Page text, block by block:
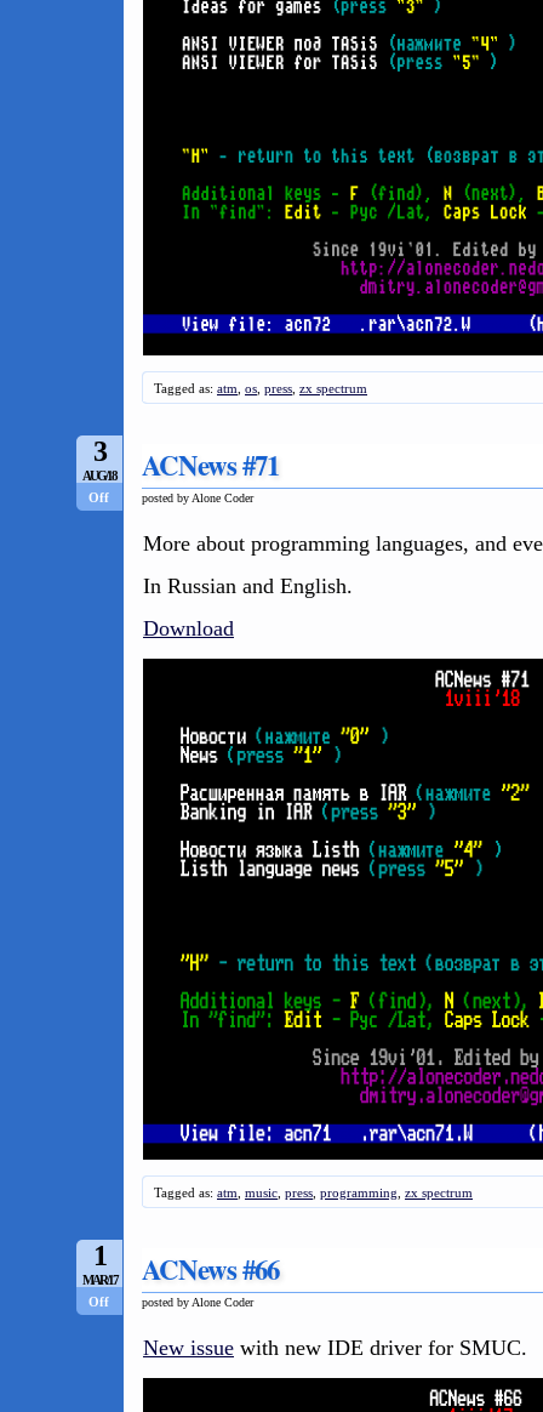
Tagged as: atm os press zx spectrum
3
AUG/18
Off
ACNews #71
posted by Alone Coder
More about programming languages, and
In Russian and English.
Download
Tagged as: atm music press programming zx spectrum
1
MAR/17
Off
ACNews #66
posted by Alone Coder
New issue with new IDE driver for SMUC.